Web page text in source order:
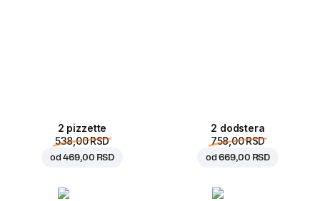
2 pizzette
538,00 RSD
od469,00 RSD
2 dodstera
758,00 RSD
od669,00 RSD